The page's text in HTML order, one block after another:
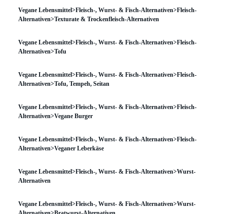
Vegane Lebensmittel>Fleisch-, Wurst- & Fisch-Alternativen>Fleisch-
Alternativen>Texturate & Trockenfleisch-Alternativen
Vegane Lebensmittel>Fleisch-, Wurst- & Fisch-Alternativen>Fleisch-
Alternativen>Tofu
Vegane Lebensmittel>Fleisch-, Wurst- & Fisch-Alternativen>Fleisch-
Alternativen>Tofu, Tempeh, Seitan
Vegane Lebensmittel>Fleisch-, Wurst- & Fisch-Alternativen>Fleisch-
Alternativen>Vegane Burger
Vegane Lebensmittel>Fleisch-, Wurst- & Fisch-Alternativen>Fleisch-
Alternativen>Veganer Leberkäse
Vegane Lebensmittel>Fleisch-, Wurst- & Fisch-Alternativen>Wurst-
Alternativen
Vegane Lebensmittel>Fleisch-, Wurst- & Fisch-Alternativen>Wurst-